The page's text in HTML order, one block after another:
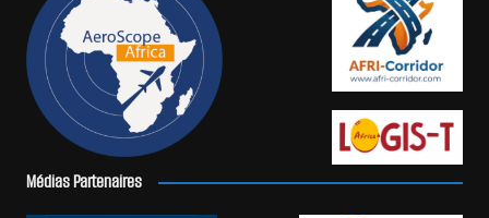
Médias Partenaires